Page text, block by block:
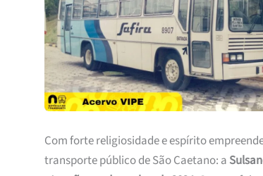
Com forte religiosidade e espírito
transporte público de São Caetano: a